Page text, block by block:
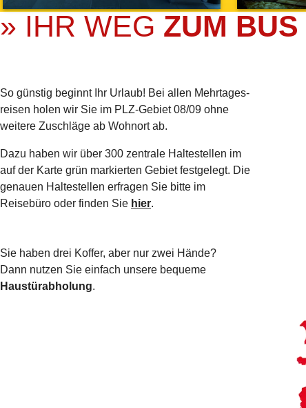
» IHR WEG ZUM BUS
So günstig beginnt Ihr Urlaub! Bei allen Mehrtages­
reisen holen wir Sie im PLZ-Gebiet 08/09 ohne
weitere Zuschläge ab Wohnort ab.
Dazu haben wir über 300 zentrale Haltestellen im
auf der Karte grün markierten Gebiet festgelegt. Die
genauen Haltestellen erfragen Sie bitte im
Reisebüro oder finden Sie hier.
Sie haben drei Koffer, aber nur zwei Hände?
Dann nutzen Sie einfach unsere bequeme
Haustürabholung.